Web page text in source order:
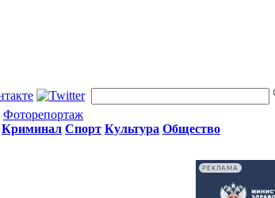
Фоторепортаж
Криминал Спорт Культура Общество
РЕКЛАМА